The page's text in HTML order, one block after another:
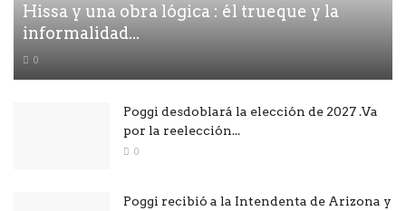
Hissa y una obra lógica : él trueque y la
informalidad...
0
Poggi desdoblará la elección de 2027 .Va
por la reelección...
0
Poggi recibió a la Intendenta de Arizona y